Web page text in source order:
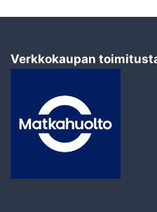
Verkkokaupan